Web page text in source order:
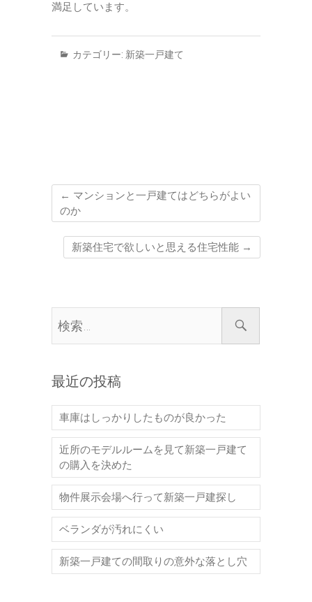
満足しています。
カテゴリー: 新築一戸建て
← マンションと一戸建てはどちらがよい
のか
新築住宅で欲しいと思える住宅性能 →
最近の投稿
車庫はしっかりしたものが良かった
近所のモデルルームを見て新築一戸建て
の購入を決めた
物件展示会場へ行って新築一戸建探し
ベランダが汚れにくい
新築一戸建ての間取りの意外な落とし穴